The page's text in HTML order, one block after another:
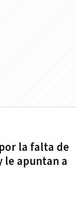
la falta de
apuntan a